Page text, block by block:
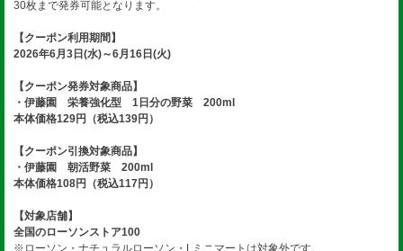
30枚まで発券可能となります。
【クーポン利用期間】
2026年6月3日(水)～6月16日(火)
【クーポン発券対象商品】
・伊藤園 栄養強化型 1日分の野菜 200ml
本体価格129円（税込139円）
【クーポン引換対象商品】
・伊藤園 朝活野菜 200ml
本体価格108円（税込117円）
【対象店舗】
全国のローソンストア100
※ローソン・ナチュラルローソン・Lミニマートは対象外です。